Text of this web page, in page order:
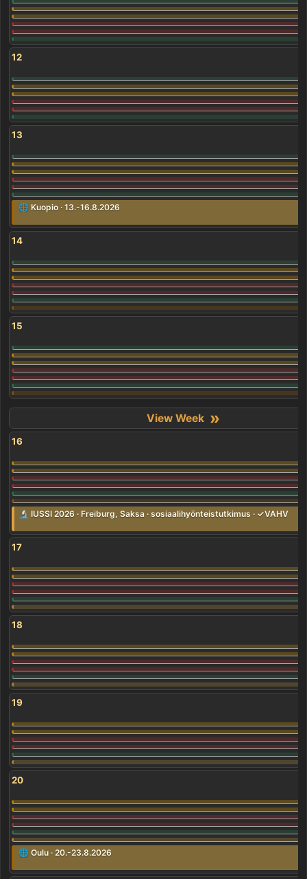
12
13
🌐 Kuopio · 13.-16.8.2026
14
15
»
16
🔬 IUSSI 2026 · Freiburg, Saksa · sosiaalihyönteistutkimus · ✓VAHV
17
18
19
20
🌐 Oulu · 20.-23.8.2026